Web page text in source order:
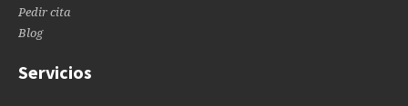
Pedir cita
Blog
Servicios